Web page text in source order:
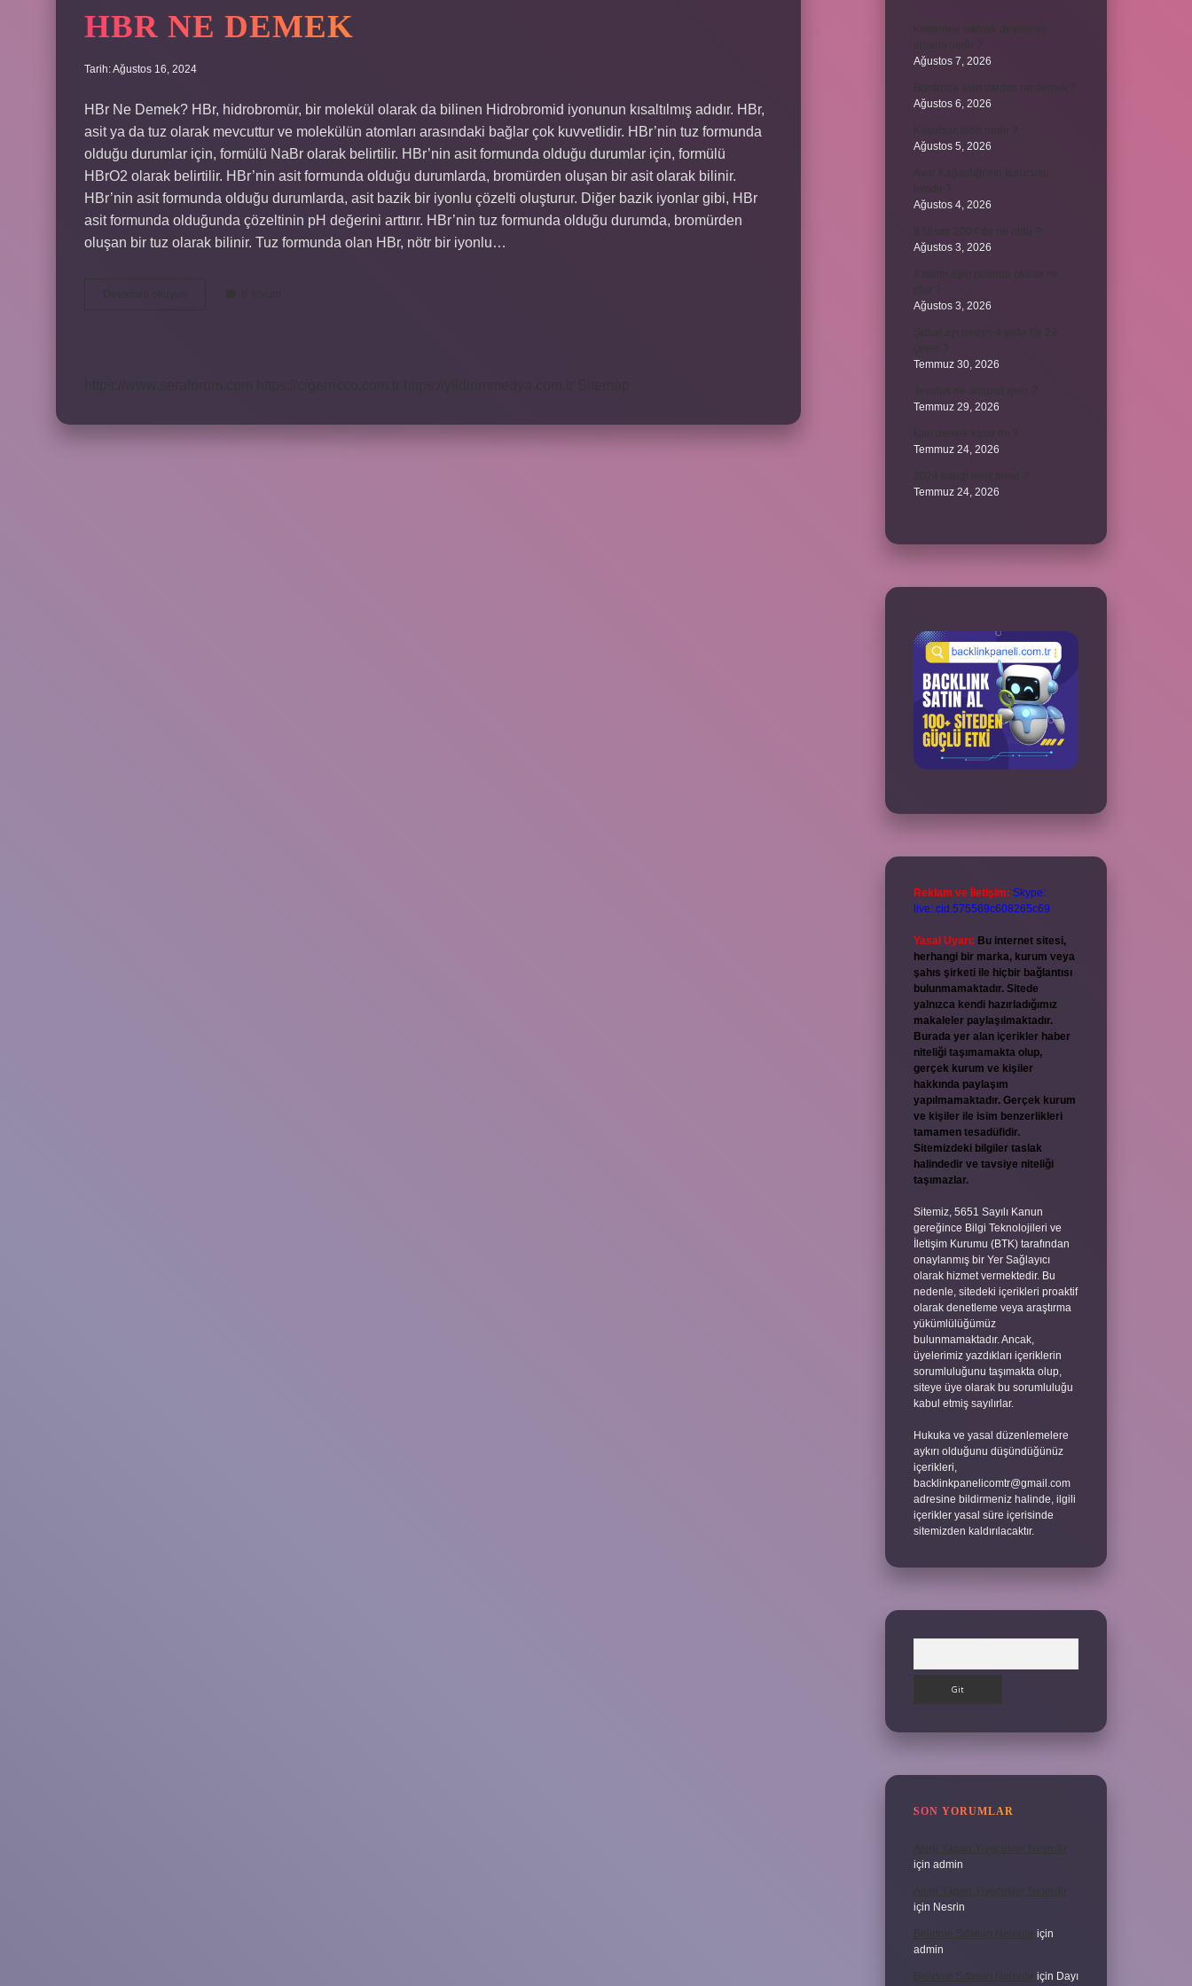
HBR NE DEMEK
Tarih: Ağustos 16, 2024
HBr Ne Demek? HBr, hidrobromür, bir molekül olarak da bilinen Hidrobromid iyonunun kısaltılmış adıdır. HBr,
asit ya da tuz olarak mevcuttur ve molekülün atomları arasındaki bağlar çok kuvvetlidir. HBr’nin tuz formunda
olduğu durumlar için, formülü NaBr olarak belirtilir. HBr’nin asit formunda olduğu durumlar için, formülü
HBrO2 olarak belirtilir. HBr’nin asit formunda olduğu durumlarda, bromürden oluşan bir asit olarak bilinir.
HBr’nin asit formunda olduğu durumlarda, asit bazik bir iyonlu çözelti oluşturur. Diğer bazik iyonlar gibi, HBr
asit formunda olduğunda çözeltinin pH değerini arttırır. HBr’nin tuz formunda olduğu durumda, bromürden
oluşan bir tuz olarak bilinir. Tuz formunda olan HBr, nötr bir iyonlu…
Ağustos 7, 2026
Ağustos 6, 2026
Ağustos 5, 2026
Ağustos 4, 2026
Ağustos 3, 2026
Ağustos 3, 2026
Temmuz 30, 2026
Temmuz 29, 2026
Temmuz 24, 2026
Temmuz 24, 2026
Reklam ve İletişim: Skype:
live:.cid.575569c608265c69
Yasal Uyarı: Bu internet sitesi,
herhangi bir marka, kurum veya
şahıs şirketi ile hiçbir bağlantısı
bulunmamaktadır. Sitede
yalnızca kendi hazırladığımız
makaleler paylaşılmaktadır.
Burada yer alan içerikler haber
niteliği taşımamakta olup,
gerçek kurum ve kişiler
hakkında paylaşım
yapılmamaktadır. Gerçek kurum
ve kişiler ile isim benzerlikleri
tamamen tesadüfidir.
Sitemizdeki bilgiler taslak
halindedir ve tavsiye niteliği
taşımazlar.
Sitemiz, 5651 Sayılı Kanun
gereğince Bilgi Teknolojileri ve
İletişim Kurumu (BTK) tarafından
onaylanmış bir Yer Sağlayıcı
olarak hizmet vermektedir. Bu
nedenle, sitedeki içerikleri proaktif
olarak denetleme veya araştırma
yükümlülüğümüz
bulunmamaktadır. Ancak,
üyelerimiz yazdıkları içeriklerin
sorumluluğunu taşımakta olup,
siteye üye olarak bu sorumluluğu
kabul etmiş sayılırlar.
Hukuka ve yasal düzenlemelere
aykırı olduğunu düşündüğünüz
içerikleri,
backlinkpanelicomtr@gmail.com
adresine bildirmeniz halinde, ilgili
içerikler yasal süre içerisinde
sitemizden kaldırılacaktır.
SON YORUMLAR
Alerji Yapan Yiyecekler Nelerdir
için admin
Alerji Yapan Yiyecekler Nelerdir
için Nesrin
Belirtme Sıfatları Nelerdir için
admin
Belirtme Sıfatları Nelerdir için Dayı